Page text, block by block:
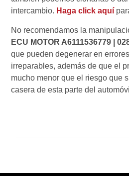
intercambio. Haga click aquí
No recomendamos la
ECU MOTOR A6111536779 |
que pueden degenerar en
irreparables, además de que el
mucho menor que el riesgo que
casera de esta parte del